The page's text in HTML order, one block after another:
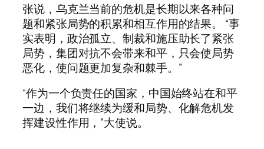
张说，乌克兰当前的危机是长期以来各种问
题和紧张局势的积累和相互作用的结果。 “事
实表明，政治孤立、制裁和施压助长了紧张
局势，集团对抗不会带来和平，只会使局势
恶化，使问题更加复杂和棘手。”
“作为一个负责任的国家，中国始终站在和平
一边，我们将继续为缓和局势、化解危机发
挥建设性作用，”大使说。